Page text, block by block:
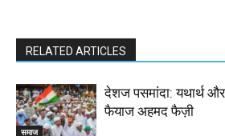
RELATED ARTICLES
समाज
देशज पसमांदा: यथार्थ और
फैयाज अहमद फैज़ी